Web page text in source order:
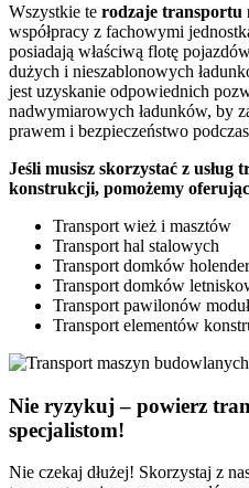
Wszystkie te rodzaje transportu
współpracy z fachowymi
posiadają właściwą flotę
dużych i nieszablonowych
jest uzyskanie odpowiednich
nadwymiarowych ładunków, by
prawem i bezpieczeństwo
Jeśli musisz skorzystać z
konstrukcji, pomożemy
Transport wież i masztów
Transport hal stalowych
Transport domków
Transport domków
Transport pawilonów
Transport elementów
Nie ryzykuj – powierz
specjalistom!
Nie czekaj dłużej! Skorzystaj z